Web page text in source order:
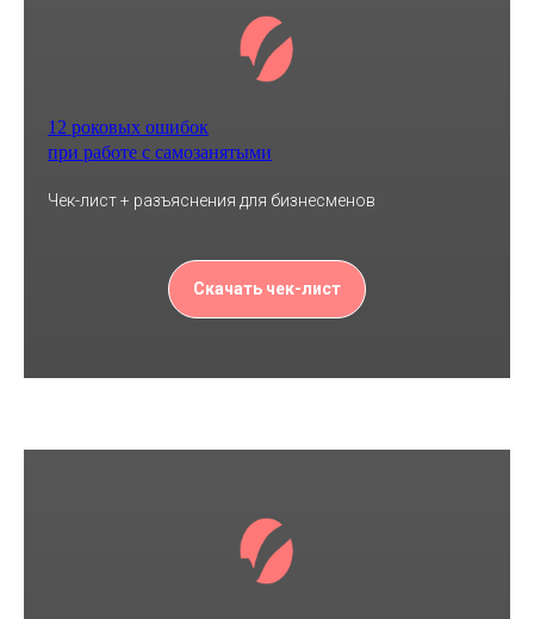
12 роковых ошибок
при работе с самозанятыми
Чек-лист + разъяснения для бизнесменов
Скачать чек-лист